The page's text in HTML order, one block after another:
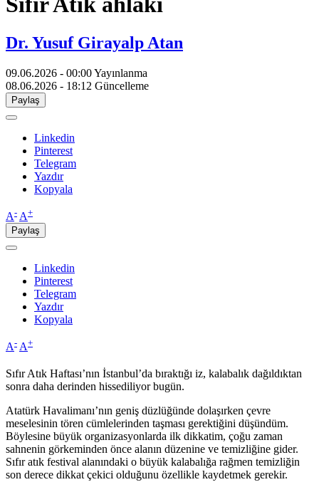
Dr. Yusuf Girayalp Atan
09.06.2026 - 00:00Yayınlanma
08.06.2026 - 18:12 Güncelleme
Paylaş
Linkedin
Pinterest
Telegram
Yazdır
Kopyala
A- A+
Paylaş
Linkedin
Pinterest
Telegram
Yazdır
Kopyala
A- A+
Sıfır Atık Haftası’nın İstanbul’da bıraktığı iz, kalabalık dağıldıktan
sonra daha derinden hissediliyor bugün.
Atatürk Havalimanı’nın geniş düzlüğünde dolaşırken çevre
meselesinin tören cümlelerinden taşması gerektiğini düşündüm.
Böylesine büyük organizasyonlarda ilk dikkatim, çoğu zaman
sahnenin görkeminden önce alanın düzenine ve temizliğine gider.
Sıfır atık festival alanındaki o büyük kalabalığa rağmen temizliğin
son derece dikkat çekici olduğunu özellikle kaydetmek gerekir.